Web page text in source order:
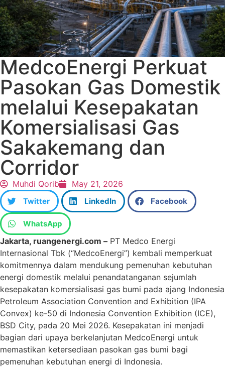
MedcoEnergi Perkuat
Pasokan Gas Domestik
melalui Kesepakatan
Komersialisasi Gas
Sakakemang dan
Corridor
Muhdi Qorib May 21, 2026
Twitter LinkedIn Facebook
WhatsApp
Jakarta, ruangenergi.com – PT Medco Energi
Internasional Tbk (“MedcoEnergi”) kembali memperkuat
komitmennya dalam mendukung pemenuhan kebutuhan
energi domestik melalui penandatanganan sejumlah
kesepakatan komersialisasi gas bumi pada ajang Indonesia
Petroleum Association Convention and Exhibition (IPA
Convex) ke-50 di Indonesia Convention Exhibition (ICE),
BSD City, pada 20 Mei 2026. Kesepakatan ini menjadi
bagian dari upaya berkelanjutan MedcoEnergi untuk
memastikan ketersediaan pasokan gas bumi bagi
pemenuhan kebutuhan energi di Indonesia.